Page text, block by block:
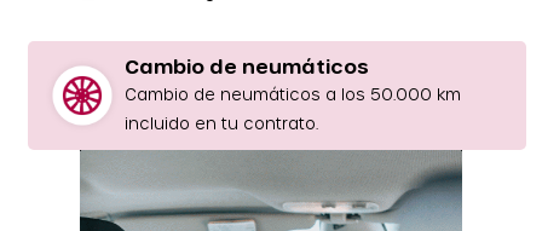
Cambio de neumáticos
Cambio de neumáticos a los 50.000 km
incluido en tu contrato.